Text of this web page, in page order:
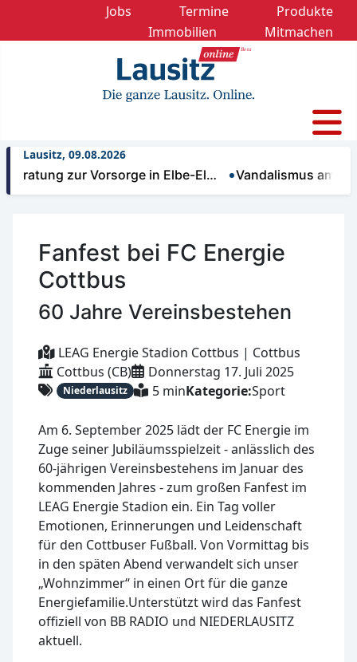
Jobs Termine
Produkte
Immobilien
Mitmachen
Lausitz, 09.08.2026
zur Vorsorge in Elbe-El… Vandalismus am
Fanfest bei FC Energie
Cottbus
60 Jahre Vereinsbestehen
LEAG Energie Stadion Cottbus | Cottbus
Cottbus (CB)
Donnerstag 17. Juli 2025
Niederlausitz 5 minKategorie:Sport
Am 6. September 2025 lädt der FC Energie im
Zuge seiner Jubiläumsspielzeit - anlässlich des
60-jährigen Vereinsbestehens im Januar des
kommenden Jahres - zum großen Fanfest im
LEAG Energie Stadion ein. Ein Tag voller
Emotionen, Erinnerungen und Leidenschaft
für den Cottbuser Fußball. Von Vormittag bis
in den späten Abend verwandelt sich unser
„Wohnzimmer“ in einen Ort für die ganze
Energiefamilie.Unterstützt wird das Fanfest
offiziell von BB RADIO und NIEDERLAUSITZ
aktuell.